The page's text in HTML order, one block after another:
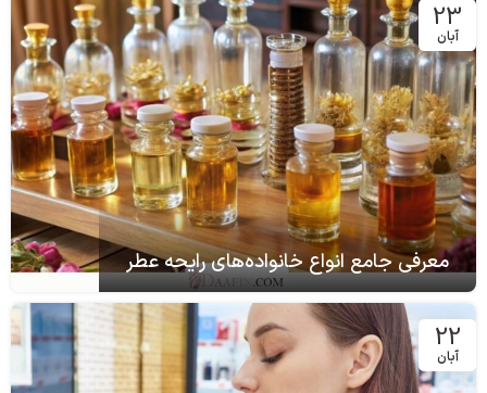
23
آبان
معرفی جامع انواع خانواده‌های رایحه عطر
22
آبان